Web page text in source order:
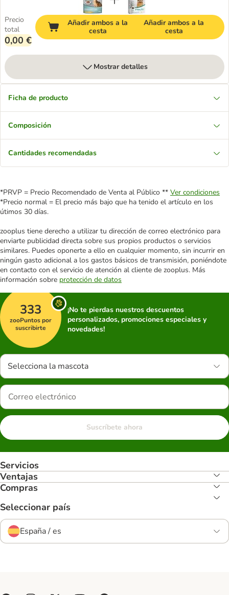
Precio
total
0,00 €
Añadir ambos a la
cesta
Añadir ambos a la
cesta
Mostrar detalles
Ficha de producto
Composición
Cantidades recomendadas
*PRVP = Precio Recomendado de Venta al Público ** Ver condiciones
*Precio normal = El precio más bajo que ha tenido el artículo en los
útimos 30 días.
zooplus tiene derecho a utilizar tu dirección de correo electrónico para
enviarte publicidad directa sobre sus propios productos o servicios
similares. Puedes oponerte a ello en cualquier momento, sin incurrir en
ningún gasto adicional a los gastos básicos de transmisión, poniéndote
en contacto con el servicio de atención al cliente de zooplus. Más
información sobre protección de datos
333
zooPuntos por
suscribirte
¡No te pierdas nuestros descuentos
personalizados, promociones especiales y
novedades!
Selecciona la mascota
Suscríbete ahora
Servicios
Ventajas
Compras
Seleccionar país
España / es